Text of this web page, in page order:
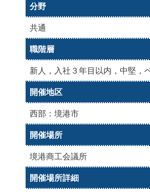
分野
共通
職階層
新人，入社３年目以内，中堅，
開催地区
西部：境港市
開催場所
境港商工会議所
開催場所詳細